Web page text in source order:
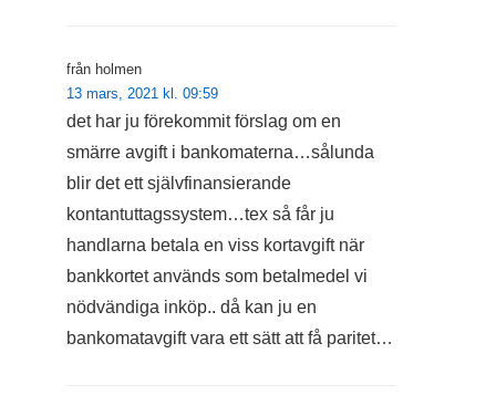
från holmen
13 mars, 2021 kl. 09:59
det har ju förekommit förslag om en
smärre avgift i bankomaterna…sålunda
blir det ett självfinansierande
kontantuttagssystem…tex så får ju
handlarna betala en viss kortavgift när
bankkortet används som betalmedel vi
nödvändiga inköp.. då kan ju en
bankomatavgift vara ett sätt att få paritet…